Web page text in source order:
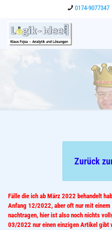
0174-9077347
Zurück
Fälle die ich ab März 2022 behandelt
Anfang 12/2022, aber oft nur mit
nachtragen, hier ist also noch nichts
03/2022 nur einen einzigen Artikel gibt